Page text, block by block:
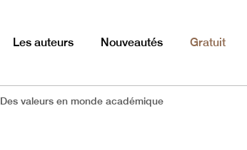
Les auteurs Nouveautés Gratuit
Des valeurs en monde académique